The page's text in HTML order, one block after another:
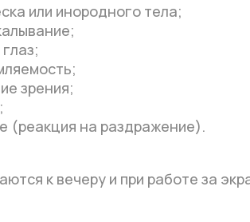
или инородного тела;
зрения;
(реакция на раздражение).
к вечеру и при работе за